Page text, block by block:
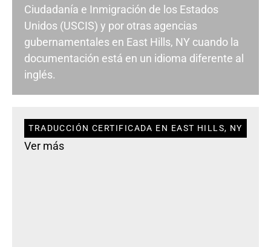
Ciudadanía e Inmigración de los Estados
Unidos (USCIS) y por otras agencias
gubernamentales en East Hills, NY cuando la
documentación está en un idioma diferente al
inglés.
TRADUCCIÓN CERTIFICADA EN EAST HILLS, NY
Ver más